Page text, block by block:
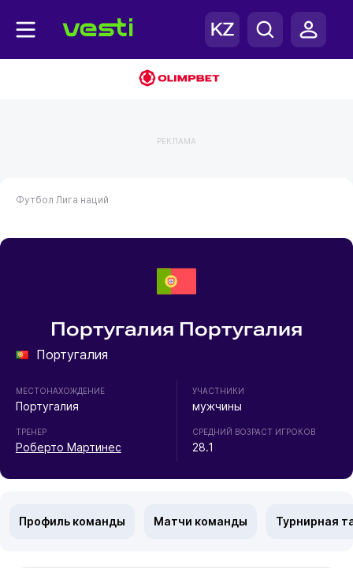
РЕКЛАМА
Футбол Лига наций
Португалия Португалия
Португалия
МЕСТОНАХОЖДЕНИЕ
Португалия
ТРЕНЕР
Роберто Мартинес
УЧАСТНИКИ
мужчины
СРЕДНИЙ ВОЗРАСТ ИГРОКОВ
28.1
Профиль команды Матчи команды Турнирная